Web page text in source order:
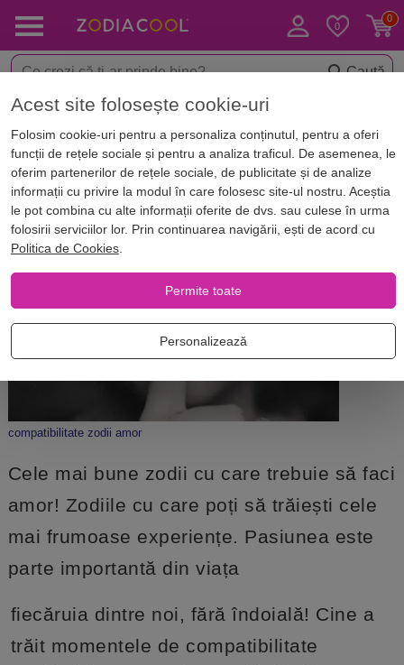
Caută
Acasă Blog Horoscop. Zodii
În pat cu zodiile! Știi cu cine poți
avea cele mai bune partide de
amor?
compatibilitate zodii amor
Cele mai bune zodii cu care trebuie să faci
amor! Zodiile cu care poți să trăiești cele
mai frumoase experiențe. Pasiunea este
parte importantă din viața
fiecăruia dintre noi, fără îndoială! Cine a
trăit momentele de compatibilitate
Acest site folosește cookie-uri
Folosim cookie-uri pentru a personaliza conținutul, pentru a oferi
funcții de rețele sociale și pentru a analiza traficul. De asemenea, le
oferim partenerilor de rețele sociale, de publicitate și de analize
informații cu privire la modul în care folosesc site-ul nostru. Aceștia
le pot combina cu alte informații oferite de dvs. sau culese în urma
folosirii serviciilor lor. Prin continuarea navigării, ești de acord cu
Politica de Cookies.
Permite toate
Personalizează